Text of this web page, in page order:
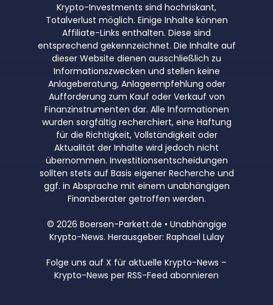
Krypto-Investments sind hochriskant,
Totalverlust möglich. Einige Inhalte können
Affiliate-Links enthalten. Diese sind
entsprechend gekennzeichnet. Die Inhalte auf
dieser Website dienen ausschließlich zu
Informationszwecken und stellen keine
Anlageberatung, Anlageempfehlung oder
Aufforderung zum Kauf oder Verkauf von
Finanzinstrumenten dar. Alle Informationen
wurden sorgfältig recherchiert, eine Haftung
für die Richtigkeit, Vollständigkeit oder
Aktualität der Inhalte wird jedoch nicht
übernommen. Investitionsentscheidungen
sollten stets auf Basis eigener Recherche und
ggf. in Absprache mit einem unabhängigen
Finanzberater getroffen werden.
© 2026 Boersen-Parkett.de • Unabhängige
Krypto-News. Herausgeber: Raphael Lulay
Folge uns auf X für aktuelle Krypto-News –
Krypto-News per RSS-Feed abonnieren